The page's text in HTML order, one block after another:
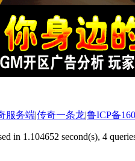
服务端|传奇一条龙|鲁ICP备
in 1.104652 second(s), 4